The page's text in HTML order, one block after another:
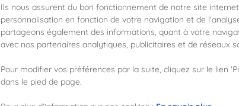
Ils nous assurent du bon fonctionnement de notre site
personnalisation en fonction de votre navigation et de
partageons également des informations, quant à votre
avec nos partenaires analytiques, publicitaires et de réseaux
Pour modifier vos préférences par la suite, cliquez sur le lien
dans le pied de page.